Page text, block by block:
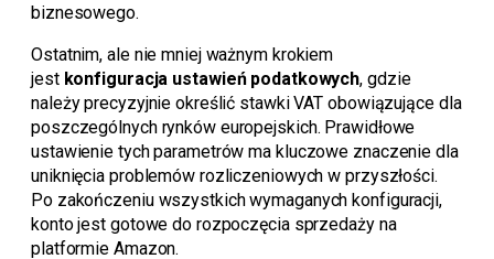
biznesowego.
Ostatnim, ale nie mniej ważnym krokiem
jest konfiguracja ustawień podatkowych, gdzie
należy precyzyjnie określić stawki VAT obowiązujące dla
poszczególnych rynków europejskich. Prawidłowe
ustawienie tych parametrów ma kluczowe znaczenie dla
uniknięcia problemów rozliczeniowych w przyszłości.
Po zakończeniu wszystkich wymaganych konfiguracji,
konto jest gotowe do rozpoczęcia sprzedaży na
platformie Amazon.